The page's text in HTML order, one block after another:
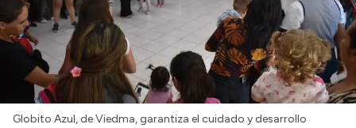
Globito Azul, de Viedma, garantiza el cuidado y desarrollo